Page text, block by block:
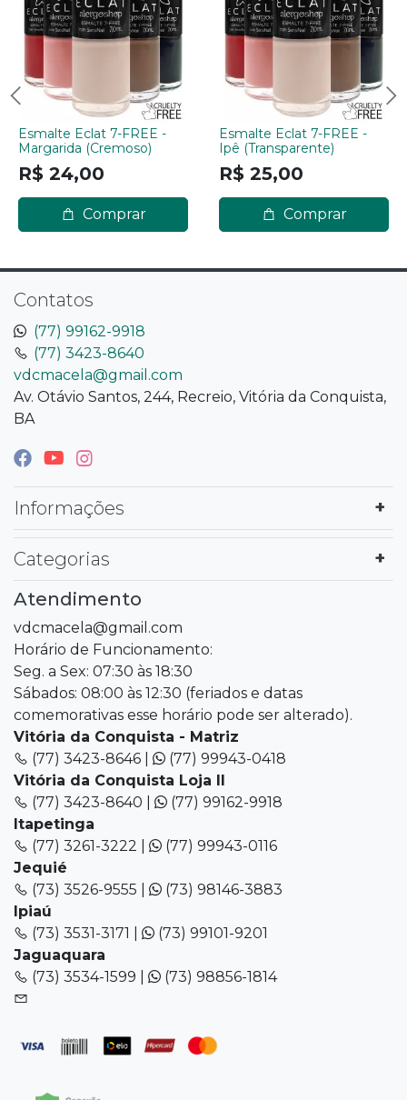
Esmalte Eclat 7-FREE -
Margarida (Cremoso)
R$ 24,00
Comprar
Esmalte Eclat 7-FREE -
Ipê (Transparente)
R$ 25,00
Comprar
Contatos
(77) 99162-9918
(77) 3423-8640
vdcmacela@gmail.com
Av. Otávio Santos, 244, Recreio, Vitória da Conquista,
BA
Informações
Categorias
Atendimento
vdcmacela@gmail.com
Horário de Funcionamento:
Seg. a Sex: 07:30 às 18:30
Sábados: 08:00 às 12:30 (feriados e datas
comemorativas esse horário pode ser alterado).
Vitória da Conquista - Matriz
(77) 3423-8646 |
(77) 99943-0418
Vitória da Conquista Loja II
(77) 3423-8640 |
(77) 99162-9918
Itapetinga
(77) 3261-3222 |
(77) 99943-0116
Jequié
(73) 3526-9555 |
(73) 98146-3883
Ipiaú
(73) 3531-3171 |
(73) 99101-9201
Jaguaquara
(73) 3534-1599 |
(73) 98856-1814